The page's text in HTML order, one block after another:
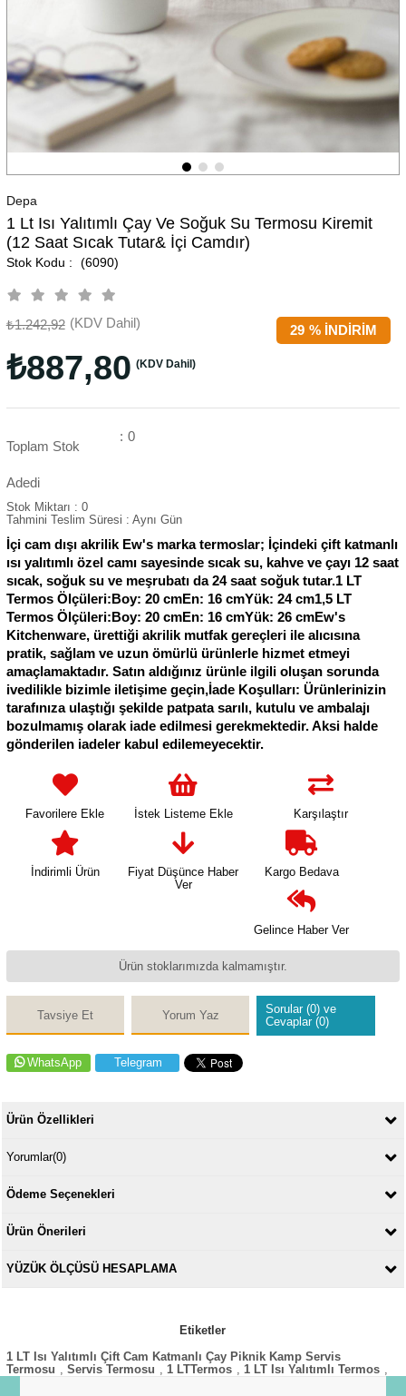
Depa
1 Lt Isı Yalıtımlı Çay Ve Soğuk Su Termosu Kiremit
(12 Saat Sıcak Tutar& İçi Camdır)
(6090)
%
29 İNDIRIM
₺1.242,92 (KDV Dahil)
₺887,80 (KDV Dahil)
Toplam Stok
Adedi
: 0
Stok Miktarı : 0
Tahmini Teslim Süresi : Aynı Gün
İçi cam dışı akrilik Ew's marka termoslar; İçindeki çift katmanlı
ısı yalıtımlı özel camı sayesinde sıcak su, kahve ve çayı 12 saat
sıcak, soğuk su ve meşrubatı da 24 saat soğuk tutar.1 LT
Termos Ölçüleri:Boy: 20 cmEn: 16 cmYük: 24 cm1,5 LT
Termos Ölçüleri:Boy: 20 cmEn: 16 cmYük: 26 cmEw's
Kitchenware, ürettiği akrilik mutfak gereçleri ile alıcısına
pratik, sağlam ve uzun ömürlü ürünlerle hizmet etmeyi
amaçlamaktadır. Satın aldığınız ürünle ilgili oluşan sorunda
ivedilikle bizimle iletişime geçin,İade Koşulları: Ürünlerinizin
tarafınıza ulaştığı şekilde patpata sarılı, kutulu ve ambalajı
bozulmamış olarak iade edilmesi gerekmektedir. Aksi halde
gönderilen iadeler kabul edilemeyecektir.
Favorilere Ekle İstek Listeme Ekle Karşılaştır
İndirimli Ürün
Fiyat Düşünce Haber
Ver
Kargo Bedava
Gelince Haber Ver
Ürün stoklarımızda kalmamıştır.
Tavsiye Et Yorum Yaz
Sorular (0) ve
Cevaplar (0)
WhatsApp Telegram
Ürün Özellikleri
Yorumlar(0)
Ödeme Seçenekleri
Ürün Önerileri
YÜZÜK ÖLÇÜSÜ HESAPLAMA
Etiketler
1 LT Isı Yalıtımlı Çift Cam Katmanlı Çay Piknik Kamp Servis
Termosu
Servis Termosu 1 LTTermos 1 LT Isı Yalıtımlı Termos